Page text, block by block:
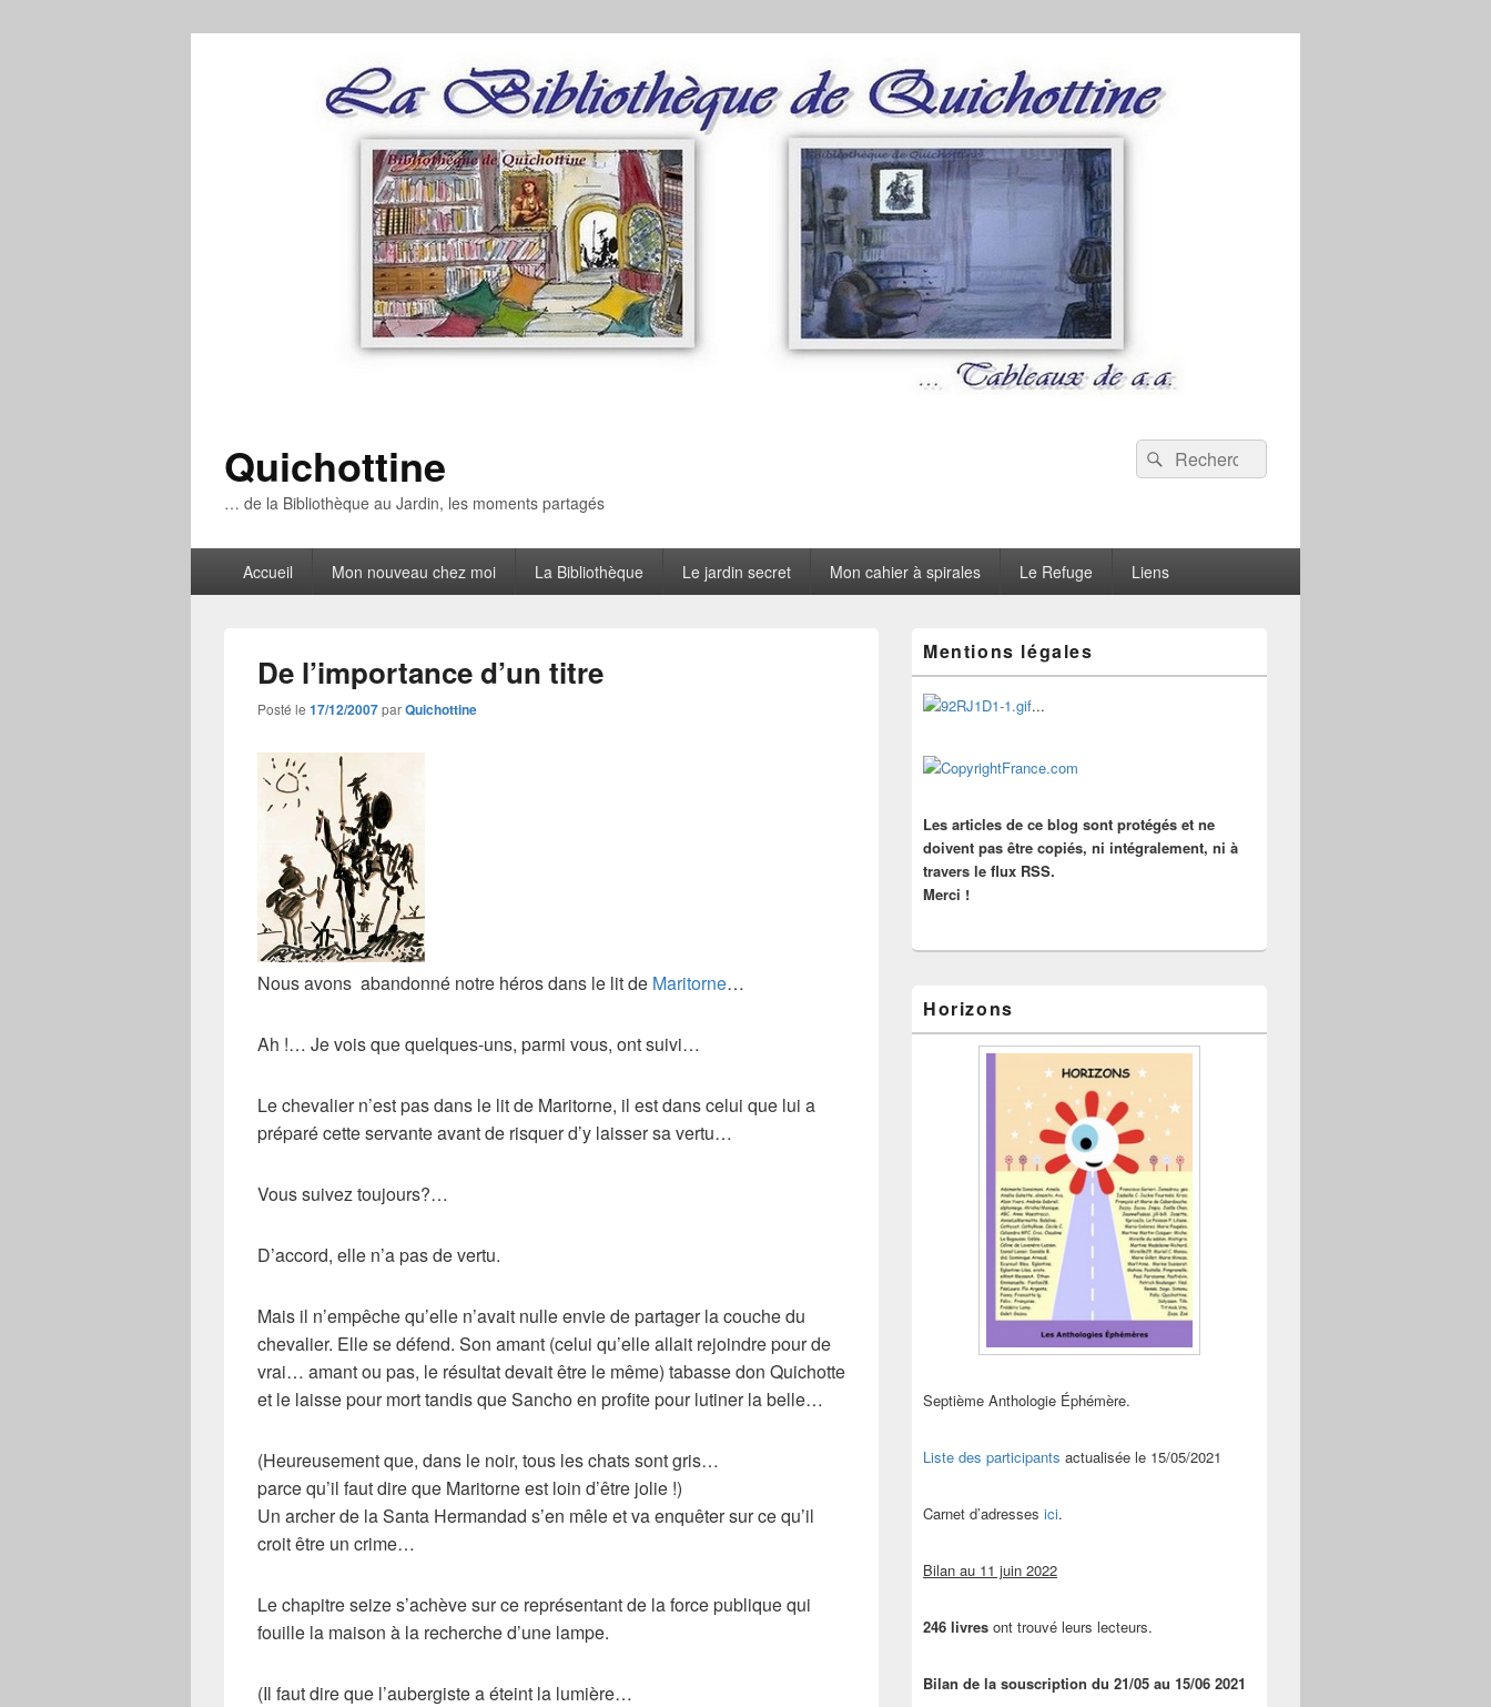
Quichottine
… de la Bibliothèque au Jardin, les moments partagés
Recherche :
Rechercher
principalAccueil Mon nouveau chez moi La Bibliothèque Le jardin secret Mon cahier à spirales Le Refuge Liens
De l’importance d’un titre
Posté le 17/12/2007parQuichottine
Nous avons abandonné notre hérosdans le lit de Maritorne…
Ah !… Je vois que quelques-uns, parmi vous, ont suivi…
Lechevaliern’est pas dans le lit de Maritorne, il est dans celui que lui a
préparé cette servante avant de risquer d’y laisser savertu…
Vous suivez toujours?…
D’accord, elle n’a pas devertu.
Mais il n’empêche qu’elle n’avait nulle envie de partager lacouchedu
chevalier. Elle se défend. Son amant (celui qu’elle allait rejoindre pour de
vrai… amant ou pas, le résultat devait être le même) tabassedon Quichotte
et le laisse pour mort tandis queSanchoen profite pour lutiner la belle…
(Heureusement que, dans le noir, tous les chats sont gris…
parce qu’il faut dire que Maritorneest loin d’être jolie !)
Un archerde laSanta Hermandad s’en mêle et va enquêter sur ce qu’il
croit être un crime…
Le chapitre seize s’achève sur ce représentant de la force publique qui
fouille la maison à la recherche d’une lampe.
(Il faut dire que l’aubergistea éteint la lumière…
principale
de
widget
pour
barre
latérale
Mentions légales
...
Les articles de ce blog sont protégés et ne
doivent pas être copiés, ni intégralement, ni à
travers le flux RSS.
Merci !
Horizons
Septième Anthologie Éphémère.
Liste des participants actualisée le 15/05/2021
Carnet d’adresses ici.
Bilan au 11 juin 2022
246 livres ont trouvé leurs lecteurs.
Bilan de la souscription du 21/05 au 15/06 2021